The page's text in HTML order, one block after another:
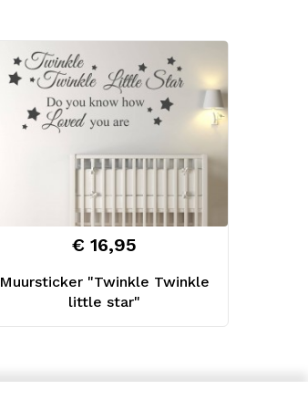
Muursticker "Twinkle Twinkle
little star"
€ 16,95